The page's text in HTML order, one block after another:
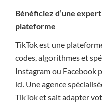
Bénéficiez d’une
plateforme
TikTok est une
codes, algorithmes et
Instagram ou Facebook
ici. Une agence
TikTok et sait adapter